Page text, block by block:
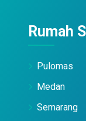
Rumah
Pulomas
Medan
Semarang